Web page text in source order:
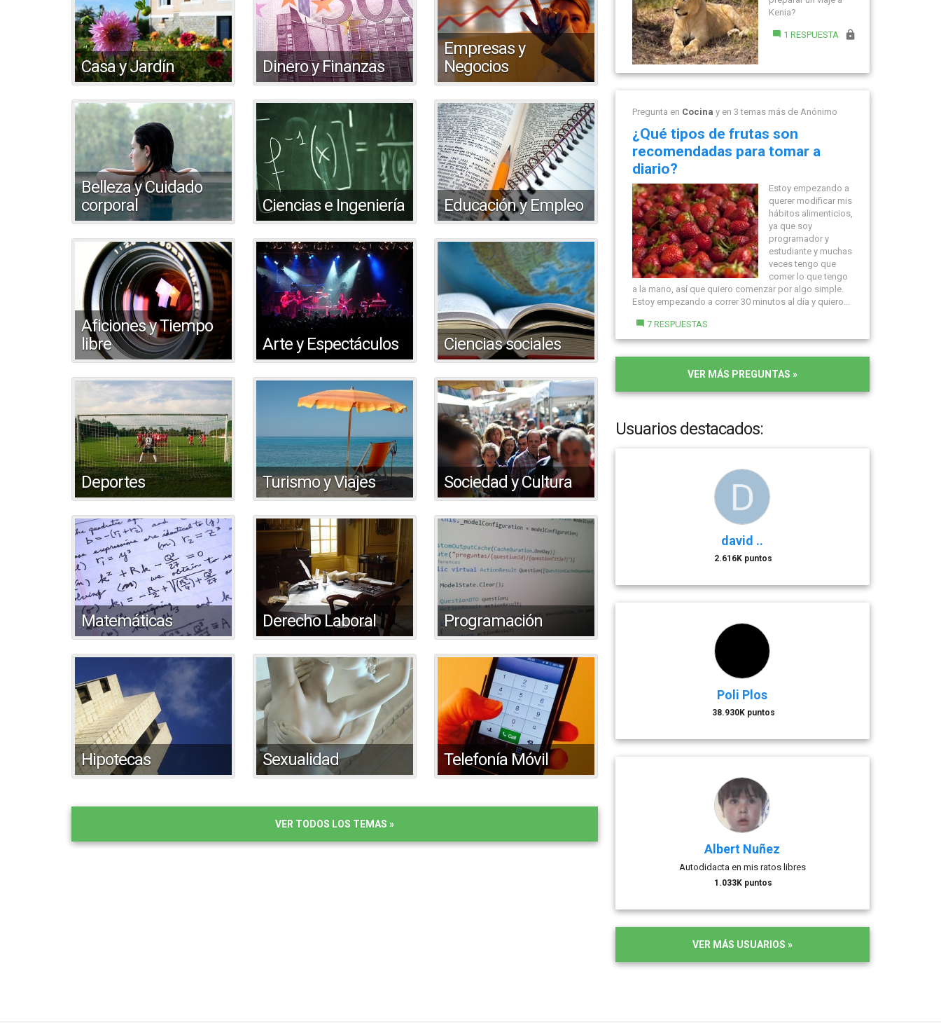
Casa y Jardín Dinero y Finanzas
Empresas y
Negocios
Belleza y Cuidado
corporal
Ciencias e Ingeniería Educación y Empleo
Aficiones y Tiempo
libre
Arte y Espectáculos Ciencias sociales
Deportes Turismo y Viajes Sociedad y Cultura
Matemáticas Derecho Laboral Programación
Hipotecas Sexualidad Telefonía Móvil
VER TODOS LOS TEMAS »
Kenia?
1 RESPUESTA
Pregunta en Cocina y en 3 temas más de Anónimo
¿Qué tipos de frutas son
recomendadas para tomar a
diario?
Estoy empezando a
querer modificar mis
hábitos alimenticios,
ya que soy
programador y
estudiante y muchas
veces tengo que
comer lo que tengo
a la mano, así que quiero comenzar por algo simple.
Estoy empezando a correr 30 minutos al día y quiero...
7 RESPUESTAS
VER MÁS PREGUNTAS »
Usuarios destacados:
david ..
2.616K puntos
Poli Plos
38.930K puntos
Albert Nuñez
Autodidacta en mis ratos libres
1.033K puntos
VER MÁS USUARIOS »